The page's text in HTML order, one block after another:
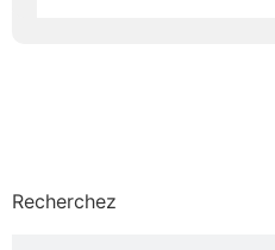
Recherchez